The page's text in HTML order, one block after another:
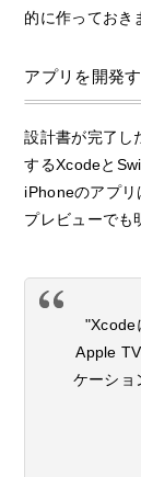
的に作っておき
アプリを開発
設計書が完了し
するXcodeと
iPhoneのアプ
プレビューでも
"Xcode
Apple
ケーショ